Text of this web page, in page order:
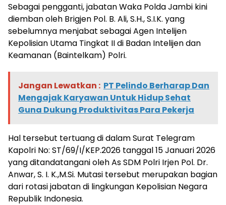
Sebagai pengganti, jabatan Waka Polda Jambi kini
diemban oleh Brigjen Pol. B. Ali, S.H., S.I.K. yang
sebelumnya menjabat sebagai Agen Intelijen
Kepolisian Utama Tingkat II di Badan Intelijen dan
Keamanan (Baintelkam) Polri.
Jangan Lewatkan : PT Pelindo Berharap Dan
Mengajak Karyawan Untuk Hidup Sehat
Guna Dukung Produktivitas Para Pekerja
Hal tersebut tertuang di dalam Surat Telegram
Kapolri No: ST/69/I/KEP.2026 tanggal 15 Januari 2026
yang ditandatangani oleh As SDM Polri Irjen Pol. Dr.
Anwar, S. I. K.,M.Si. Mutasi tersebut merupakan bagian
dari rotasi jabatan di lingkungan Kepolisian Negara
Republik Indonesia.